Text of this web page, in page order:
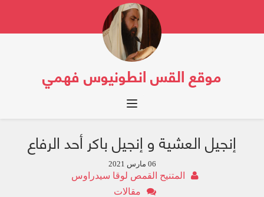
موقع القس انطونيوس فهمي
Toggle navigation
إنجيل العشية و إنجيل باكر أحد الرفاع
06 مارس 2021
المتنيح القمص لوقا سيدراوس
مقالات